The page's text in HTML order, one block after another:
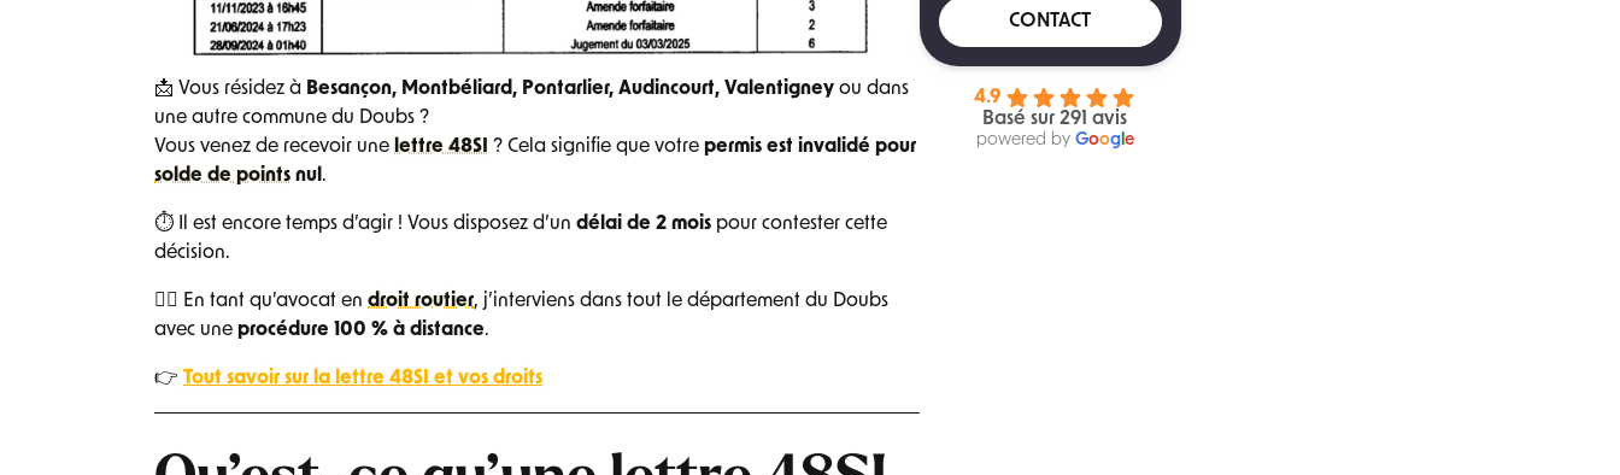
📩 Vous résidez à Besançon, Montbéliard, Pontarlier, Audincourt, Valentigney ou dans
une autre commune du Doubs ?
Vous venez de recevoir une lettre 48SI ? Cela signifie que votre permis est invalidé pour
solde de points nul .
⏱ Il est encore temps d’agir ! Vous disposez d’un délai de 2 mois pour contester cette
décision.
👨‍⚖️ En tant qu’avocat en droit routier, j’interviens dans tout le département du Doubs
avec une procédure 100 % à distance.
👉 Tout savoir sur la lettre 48SI et vos droits
CONTACT
4.9
Basé sur 291 avis
powered by Google